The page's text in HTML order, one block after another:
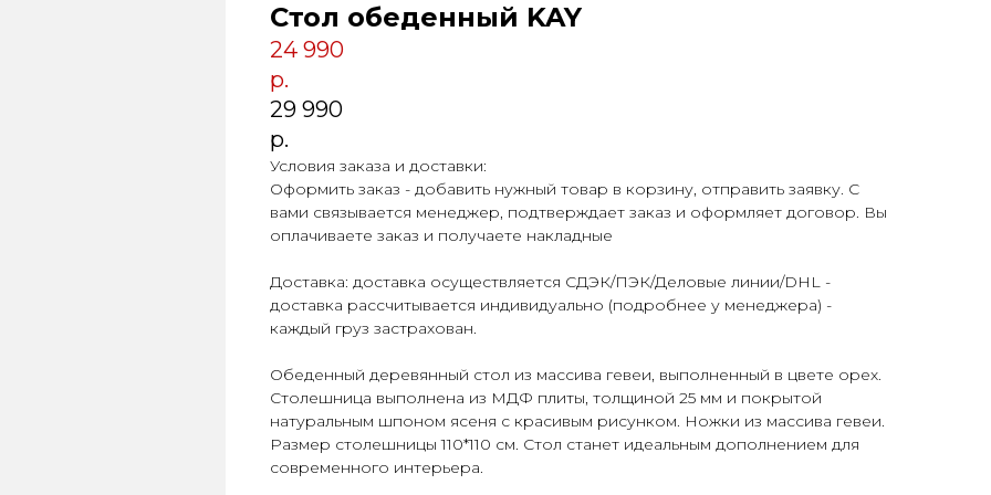
Стол обеденный KAY
24 990
р.
29 990
р.
Условия заказа и доставки:
Оформить заказ - добавить нужный товар в корзину, отправить заявку. С
вами связывается менеджер, подтверждает заказ и оформляет договор. Вы
оплачиваете заказ и получаете накладные
Доставка: доставка осуществляется СДЭК/ПЭК/Деловые линии/DHL -
доставка рассчитывается индивидуально (подробнее у менеджера) -
каждый груз застрахован.
Обеденный деревянный стол из массива гевеи, выполненный в цвете орех.
Столешница выполнена из МДФ плиты, толщиной 25 мм и покрытой
натуральным шпоном ясеня с красивым рисунком. Ножки из массива гевеи.
Размер столешницы 110*110 см. Стол станет идеальным дополнением для
современного интерьера.